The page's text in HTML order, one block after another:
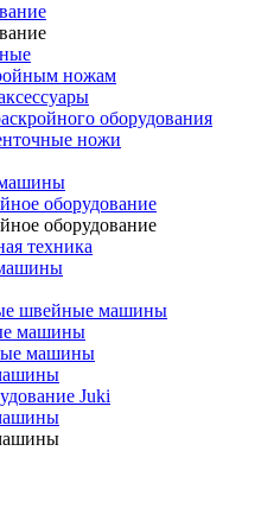
ножам
оборудования
ножи
оборудование
оборудование
техника
швейные машины
машины
машины
Juki